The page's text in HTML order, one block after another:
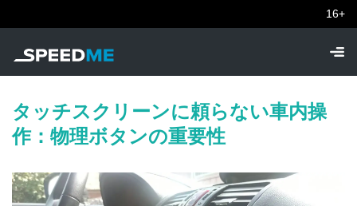
16+
タッチスクリーンに頼らない車内操
作：物理ボタンの重要性